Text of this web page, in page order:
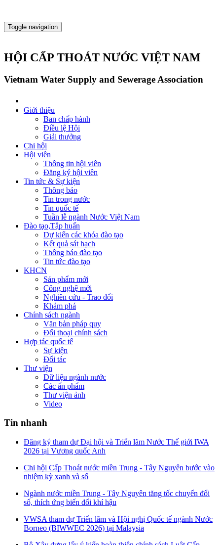
Toggle navigation
HỘI CẤP THOÁT NƯỚC VIỆT NAM
Vietnam Water Supply and Sewerage Association
Giới thiệu
Ban chấp hành
Điều lệ Hội
Giải thưởng
Chi hội
Hội viên
Thông tin hội viên
Đăng ký hội viên
Tin tức & Sự kiện
Thông báo
Tin trong nước
Tin quốc tế
Tuần lễ ngành Nước Việt Nam
Đào tạo,Tập huấn
Dự kiến các khóa đào tạo
Kết quả sát hạch
Thông báo đào tạo
Tin tức đào tạo
KHCN
Sản phẩm mới
Công nghệ mới
Nghiên cứu - Trao đổi
Khám phá
Chính sách ngành
Văn bản pháp quy
Đối thoại chính sách
Hợp tác quốc tế
Sự kiện
Đối tác
Thư viện
Dữ liệu ngành nước
Các ấn phẩm
Thư viện ảnh
Video
Tin nhanh
Đăng ký tham dự Đại hội và Triển lãm Nước Thế giới IWA
2026 tại Vương quốc Anh
Chi hội Cấp Thoát nước miền Trung - Tây Nguyên bước vào
nhiệm kỳ xanh và số
Ngành nước miền Trung - Tây Nguyên tăng tốc chuyển đổi
số, thích ứng biến đổi khí hậu
VWSA tham dự Triển lãm và Hội nghị Quốc tế ngành Nước
Borneo (BIWWEC 2026) tại Malaysia